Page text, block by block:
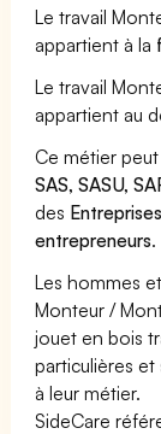
Le travail
appartient à la
Le travail
appartient au
Ce métier
SAS, SASU,
des
entrepreneurs.
Les hommes
Monteur /
jouet en bois
particulières
à leur métier.
SideCare